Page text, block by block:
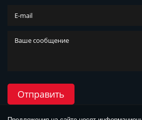
Отправить